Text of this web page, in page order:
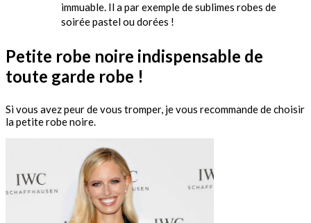
immuable. Il a par exemple de sublimes robes de
soirée pastel ou dorées !
Petite robe noire indispensable de
toute garde robe !
Si vous avez peur de vous tromper, je vous recommande de choisir
la petite robe noire.